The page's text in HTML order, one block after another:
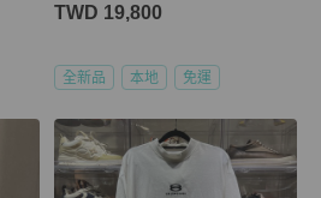
TWD 19,800
全新品 本地 免運